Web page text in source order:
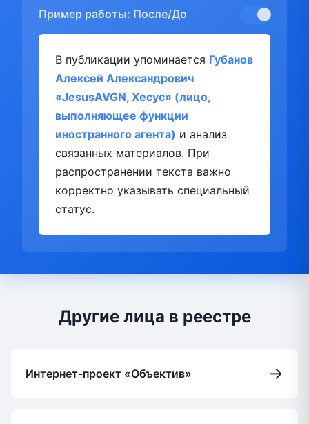
Пример работы: После/До
В публикации упоминается Губанов
Алексей Александрович
«JesusAVGN, Хесус» (лицо,
выполняющее функции
иностранного агента) и анализ
связанных материалов. При
распространении текста важно
корректно указывать специальный
статус.
Другие лица в реестре
Интернет-проект «Объектив» →